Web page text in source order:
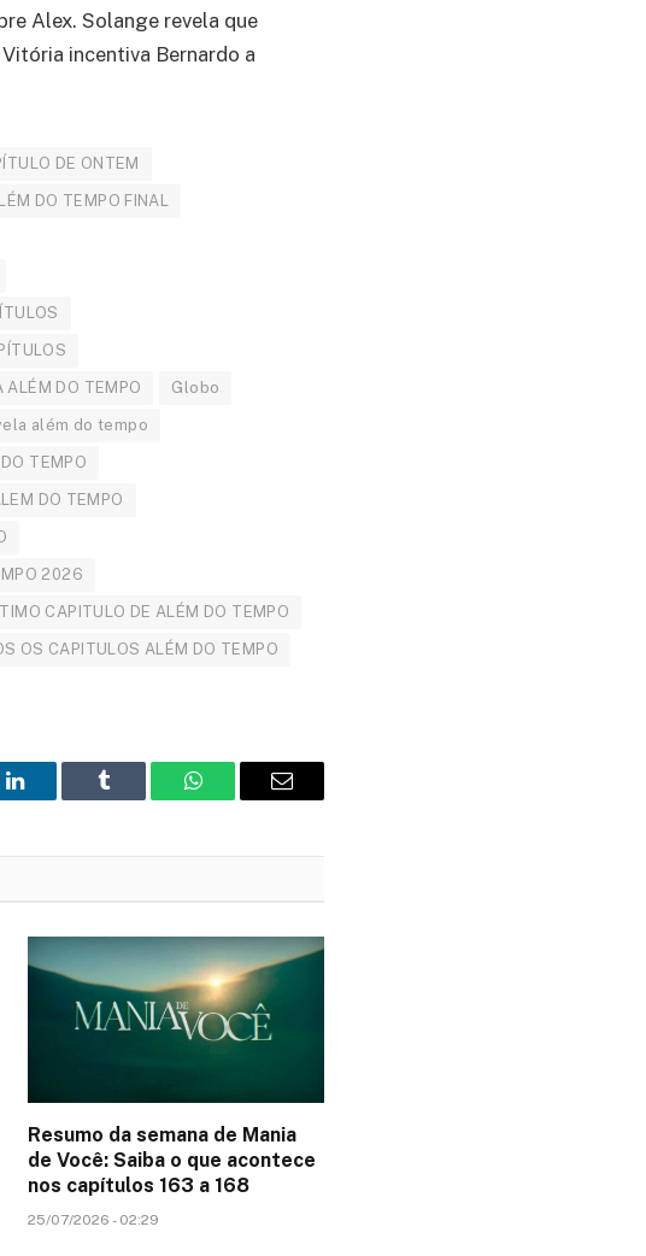
Alex. Solange revela que
incentiva Bernardo a
DE ONTEM
DO TEMPO FINAL
ALÉM DO TEMPO Globo
além do tempo
TEMPO
DO TEMPO
2026
CAPITULO DE ALÉM DO TEMPO
OS CAPITULOS ALÉM DO TEMPO
LinkedIn Tumblr WhatsAppEmail
Resumo da semana de Mania
de Você: Saiba o que acontece
nos capítulos 163 a 168
25/07/2026 - 02:29